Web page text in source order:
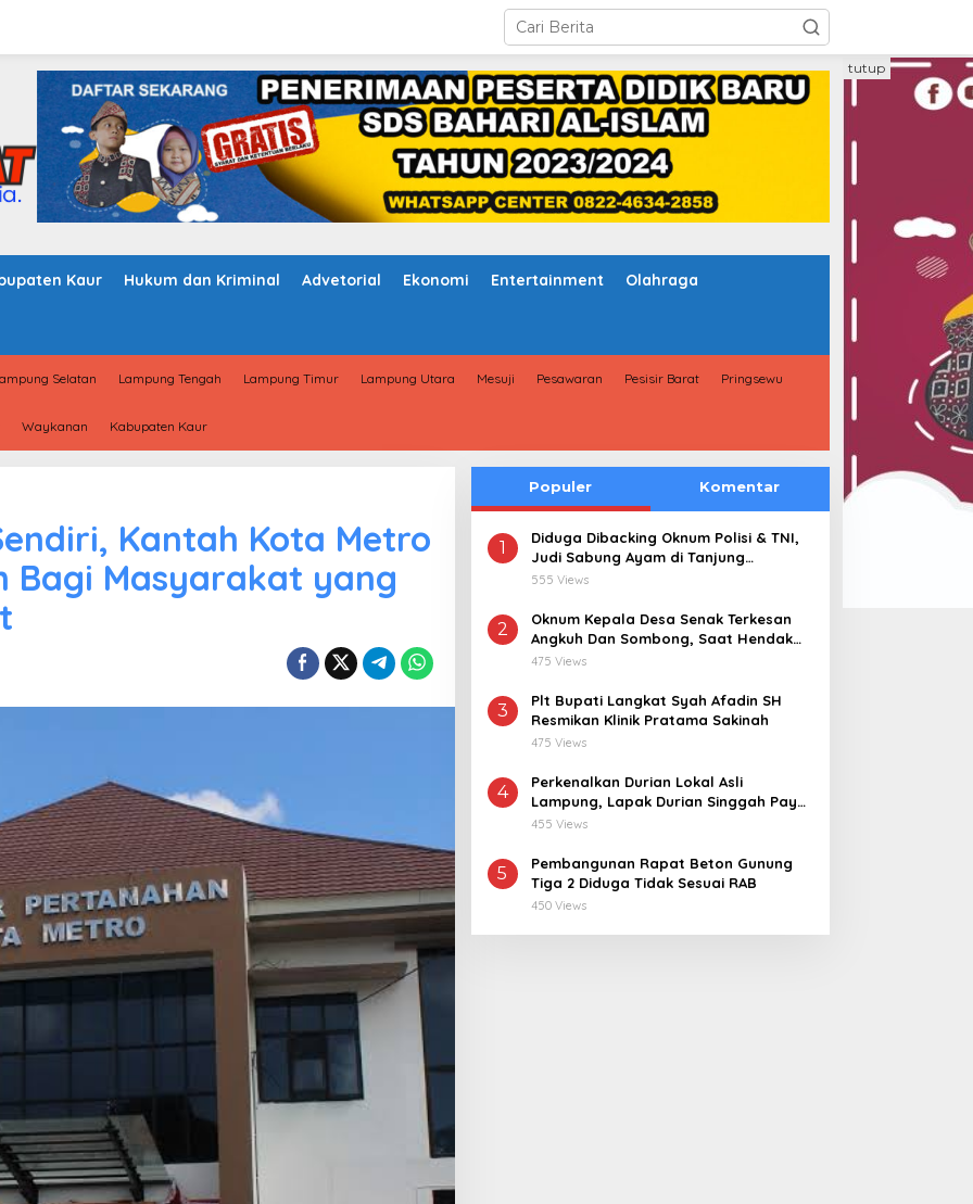
Kaur Hukum dan Kriminal Advetorial Ekonomi Entertainment Olahraga
Selatan Lampung Tengah Lampung Timur Lampung Utara Mesuji Pesawaran Pesisir Barat Pringsewu
Waykanan Kabupaten Kaur
tutup
Kantah Kota Metro
Bagi Masyarakat yang
Populer Komentar
1
Diduga Dibacking Oknum Polisi & TNI,
Judi Sabung Ayam di Tanjung
Kemuning “Kebal Hukum”
555 Views
2
Oknum Kepala Desa Senak Terkesan
Angkuh Dan Sombong, Saat Hendak
Dikonfirmasi Realisasi Dana Desa 2021-
475 Views
3
Plt Bupati Langkat Syah Afadin SH
Resmikan Klinik Pratama Sakinah
475 Views
4
Perkenalkan Durian Lokal Asli
Lampung, Lapak Durian Singgah Pay
kini Hadir di Lampung Timur
455 Views
5
Pembangunan Rapat Beton Gunung
Tiga 2 Diduga Tidak Sesuai RAB
450 Views